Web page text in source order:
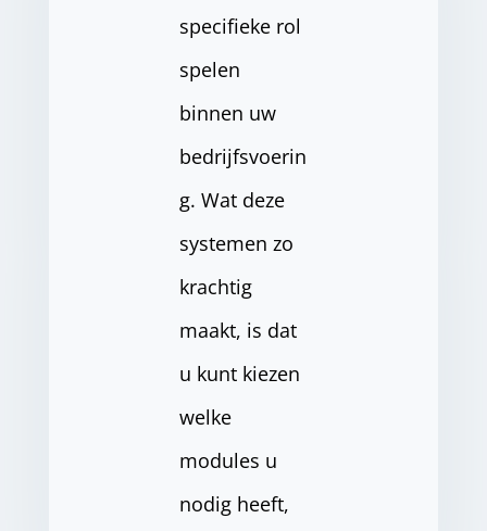
specifieke rol
spelen
binnen uw
bedrijfsvoerin
g. Wat deze
systemen zo
krachtig
maakt, is dat
u kunt kiezen
welke
modules u
nodig heeft,